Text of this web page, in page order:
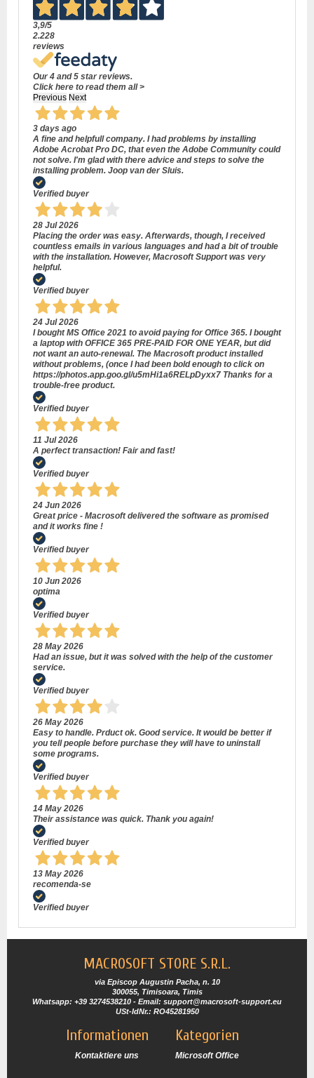
3,9/5
2.228
reviews
Our 4 and 5 star reviews.
Click here to read them all >
Previous Next
3 days ago
A fine and helpfull company. I had problems by installing
Adobe Acrobat Pro DC, that even the Adobe Community could
not solve. I'm glad with there advice and steps to solve the
installing problem. Joop van der Sluis.
Verified buyer
28 Jul 2026
Placing the order was easy. Afterwards, though, I received
countless emails in various languages and had a bit of trouble
with the installation. However, Macrosoft Support was very
helpful.
Verified buyer
24 Jul 2026
I bought MS Office 2021 to avoid paying for Office 365. I bought
a laptop with OFFICE 365 PRE-PAID FOR ONE YEAR, but did
not want an auto-renewal. The Macrosoft product installed
without problems, (once I had been bold enough to click on
https://photos.app.goo.gl/u5mHi1a6RELpDyxx7 Thanks for a
trouble-free product.
Verified buyer
11 Jul 2026
A perfect transaction! Fair and fast!
Verified buyer
24 Jun 2026
Great price - Macrosoft delivered the software as promised
and it works fine !
Verified buyer
10 Jun 2026
optima
Verified buyer
28 May 2026
Had an issue, but it was solved with the help of the customer
service.
Verified buyer
26 May 2026
Easy to handle. Prduct ok. Good service. It would be better if
you tell people before purchase they will have to uninstall
some programs.
Verified buyer
14 May 2026
Their assistance was quick. Thank you again!
Verified buyer
13 May 2026
recomenda-se
Verified buyer
MACROSOFT STORE S.R.L.
via Episcop Augustin Pacha, n. 10
300055, Timisoara, Timis
Whatsapp: +39 3274538210 - Email: support@macrosoft-support.eu
USt-IdNr.: RO45281950
Informationen
Kontaktiere uns
Kategorien
Microsoft Office